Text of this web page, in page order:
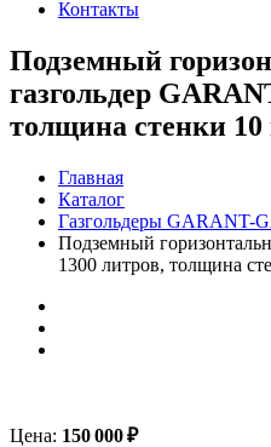
Контакты
Подземный
газгольдер
толщина стенки
Главная
Каталог
Газгольдеры GARANT-
Подземный
1300 литров, толщина
Цена: 150 000₽